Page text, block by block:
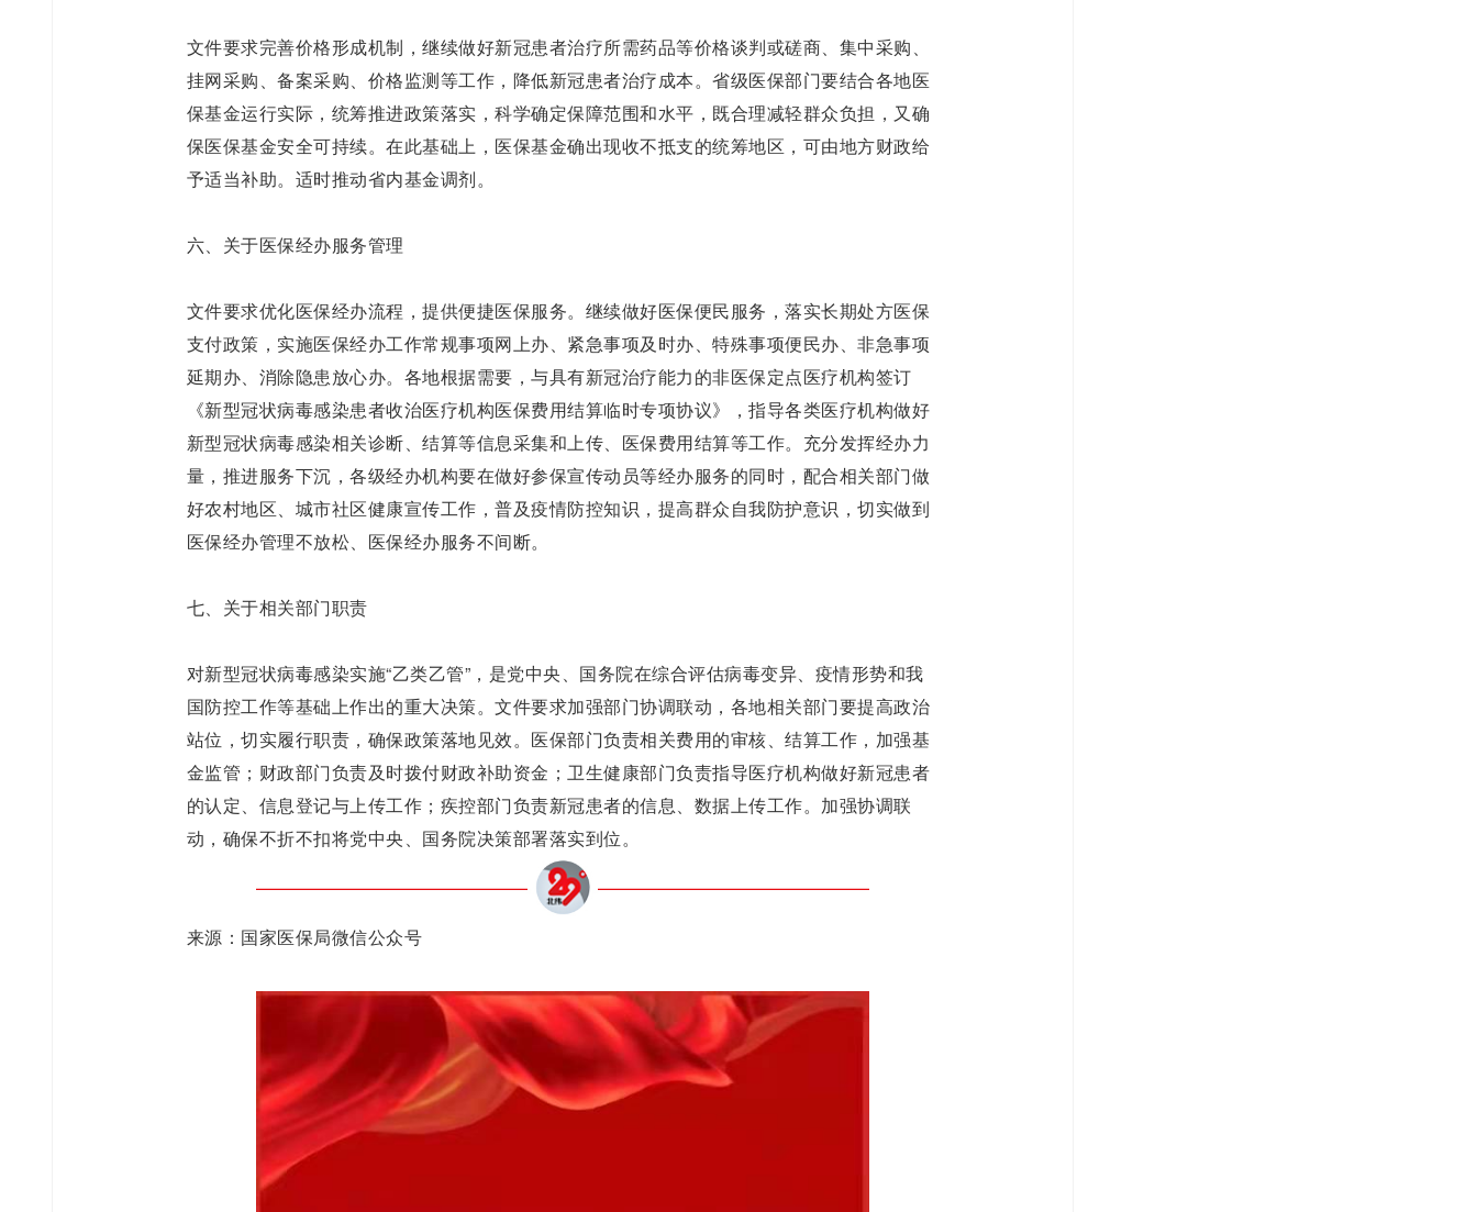
文件要求完善价格形成机制，继续做好新冠患者治疗所需药品等价格谈判或磋商、集中采购、
挂网采购、备案采购、价格监测等工作，降低新冠患者治疗成本。省级医保部门要结合各地医
保基金运行实际，统筹推进政策落实，科学确定保障范围和水平，既合理减轻群众负担，又确
保医保基金安全可持续。在此基础上，医保基金确出现收不抵支的统筹地区，可由地方财政给
予适当补助。适时推动省内基金调剂。
六、关于医保经办服务管理
文件要求优化医保经办流程，提供便捷医保服务。继续做好医保便民服务，落实长期处方医保
支付政策，实施医保经办工作常规事项网上办、紧急事项及时办、特殊事项便民办、非急事项
延期办、消除隐患放心办。各地根据需要，与具有新冠治疗能力的非医保定点医疗机构签订
《新型冠状病毒感染患者收治医疗机构医保费用结算临时专项协议》，指导各类医疗机构做好
新型冠状病毒感染相关诊断、结算等信息采集和上传、医保费用结算等工作。充分发挥经办力
量，推进服务下沉，各级经办机构要在做好参保宣传动员等经办服务的同时，配合相关部门做
好农村地区、城市社区健康宣传工作，普及疫情防控知识，提高群众自我防护意识，切实做到
医保经办管理不放松、医保经办服务不间断。
七、关于相关部门职责
对新型冠状病毒感染实施“乙类乙管”，是党中央、国务院在综合评估病毒变异、疫情形势和我
国防控工作等基础上作出的重大决策。文件要求加强部门协调联动，各地相关部门要提高政治
站位，切实履行职责，确保政策落地见效。医保部门负责相关费用的审核、结算工作，加强基
金监管；财政部门负责及时拨付财政补助资金；卫生健康部门负责指导医疗机构做好新冠患者
的认定、信息登记与上传工作；疾控部门负责新冠患者的信息、数据上传工作。加强协调联
动，确保不折不扣将党中央、国务院决策部署落实到位。
来源：国家医保局微信公众号